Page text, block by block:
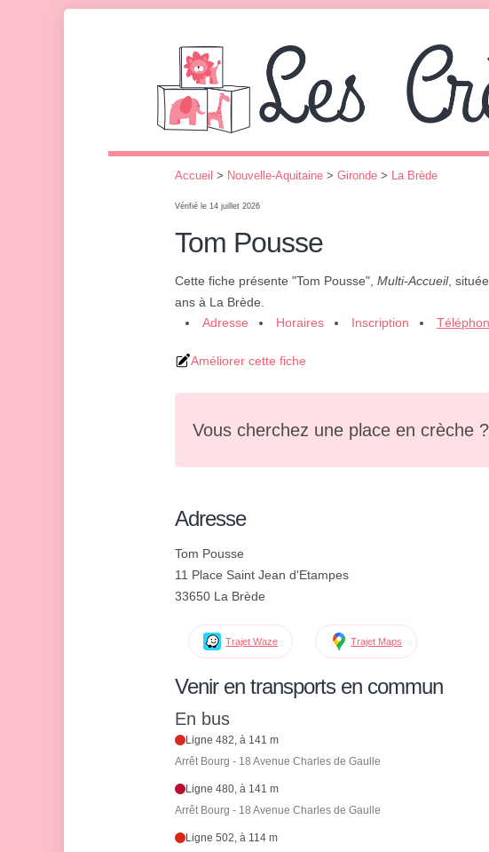
Accueil > Nouvelle-Aquitaine > Gironde > La Brède
Vérifié le 14 juillet 2026
Tom Pousse
Cette fiche présente "Tom Pousse", Multi-Accueil,
ans à La Brède.
Adresse
Horaires Inscription
Améliorer cette fiche
Vous cherchez une place en crèche ?
Adresse
Tom Pousse
11 Place Saint Jean d'Etampes
33650 La Brède
Trajet Waze Trajet Maps
Venir en transports en commun
En bus
Ligne 482, à 141 m
Arrêt Bourg - 18 Avenue Charles de Gaulle
Ligne 480, à 141 m
Arrêt Bourg - 18 Avenue Charles de Gaulle
Ligne 502, à 114 m